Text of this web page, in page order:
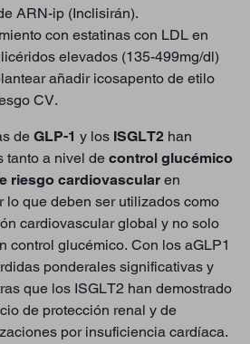
ARN-ip (Inclisirán).
con estatinas con LDL en
elevados (135-499mg/dl)
añadir icosapento de etilo
CV.
de GLP-1 y los ISGLT2 han
tanto a nivel de control glucémico
riesgo cardiovascular en
lo que deben ser utilizados como
cardiovascular global y no solo
control glucémico. Con los aGLP1
ponderales significativas y
que los ISGLT2 han demostrado
de protección renal y de
por insuficiencia cardíaca.